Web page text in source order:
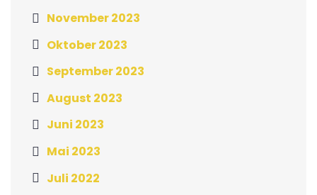
November 2023
Oktober 2023
September 2023
August 2023
Juni 2023
Mai 2023
Juli 2022